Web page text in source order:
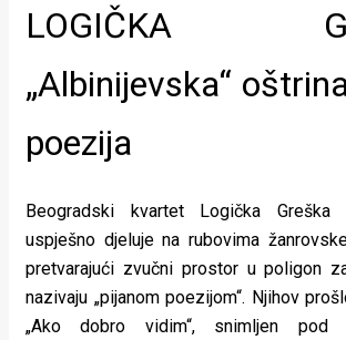
koje
Urban
Places
Aktuelnosti
Promo
About
LOGIČKA
„Albinijevska“
poezija
Beogradski kvartet Logička Greška
uspješno djeluje na rubovima
pretvarajući zvučni prostor u poligon
nazivaju „pijanom poezijom“. Njihov
„Ako dobro vidim“, snimljen pod